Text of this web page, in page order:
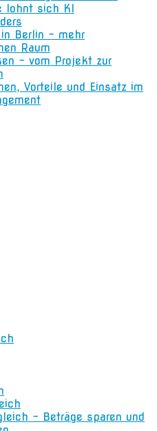
lohnt sich KI
in Berlin – mehr
Raum
– vom Projekt zur
Vorteile und Einsatz im
– Beträge sparen und